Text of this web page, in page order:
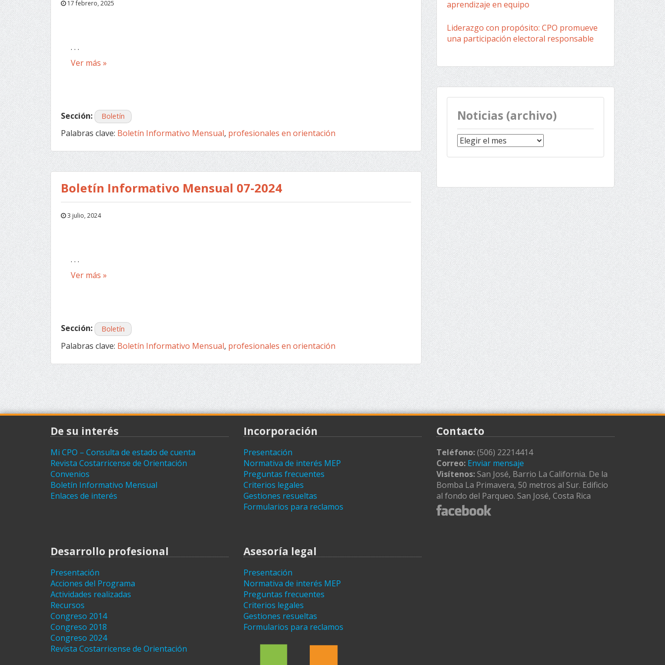
17 febrero, 2025
. . .
Ver más »
Sección: Boletín
Palabras clave: Boletín Informativo Mensual, profesionales en orientación
Boletín Informativo Mensual 07-2024
3 julio, 2024
. . .
Ver más »
Sección: Boletín
Palabras clave: Boletín Informativo Mensual, profesionales en orientación
aprendizaje en equipo
Liderazgo con propósito: CPO promueve
una participación electoral responsable
Noticias (archivo)
Noticias
(archivo)
De su interés
Mi CPO – Consulta de estado de cuenta
Revista Costarricense de Orientación
Convenios
Boletín Informativo Mensual
Enlaces de interés
Incorporación
Presentación
Normativa de interés MEP
Preguntas frecuentes
Criterios legales
Gestiones resueltas
Formularios para reclamos
Contacto
Teléfono:(506) 22214414
Correo: Enviar mensaje
Visítenos: San José, Barrio La California. De la
Bomba La Primavera, 50 metros al Sur. Edificio
al fondo del Parqueo. San José, Costa Rica
Desarrollo profesional
Presentación
Acciones del Programa
Actividades realizadas
Recursos
Congreso 2014
Congreso 2018
Congreso 2024
Revista Costarricense de Orientación
Asesoría legal
Presentación
Normativa de interés MEP
Preguntas frecuentes
Criterios legales
Gestiones resueltas
Formularios para reclamos